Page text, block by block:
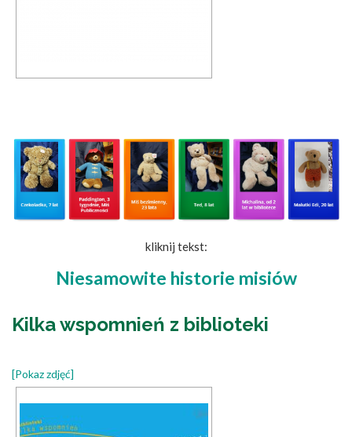
kliknij tekst:
Niesamowite historie misiów
Kilka wspomnień z biblioteki
[Pokaz zdjęć]